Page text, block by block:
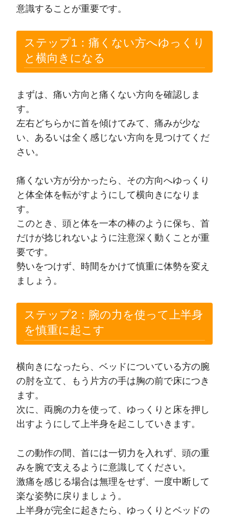
意識することが重要です。
ステップ1：痛くない方へゆっくり
と横向きになる
まずは、痛い方向と痛くない方向を確認しま
す。
左右どちらかに首を傾けてみて、痛みが少な
い、あるいは全く感じない方向を見つけてくだ
さい。
痛くない方が分かったら、その方向へゆっくり
と体全体を転がすようにして横向きになりま
す。
このとき、頭と体を一本の棒のように保ち、首
だけが捻じれないように注意深く動くことが重
要です。
勢いをつけず、時間をかけて慎重に体勢を変え
ましょう。
ステップ2：腕の力を使って上半身
を慎重に起こす
横向きになったら、ベッドについている方の腕
の肘を立て、もう片方の手は胸の前で床につき
ます。
次に、両腕の力を使って、ゆっくりと床を押し
出すようにして上半身を起こしていきます。
この動作の間、首には一切力を入れず、頭の重
みを腕で支えるように意識してください。
激痛を感じる場合は無理をせず、一度中断して
楽な姿勢に戻りましょう。
上半身が完全に起きたら、ゆっくりとベッドの